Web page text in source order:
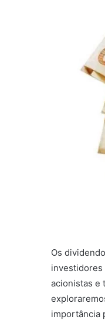
Os
investidores
acionistas e
importância